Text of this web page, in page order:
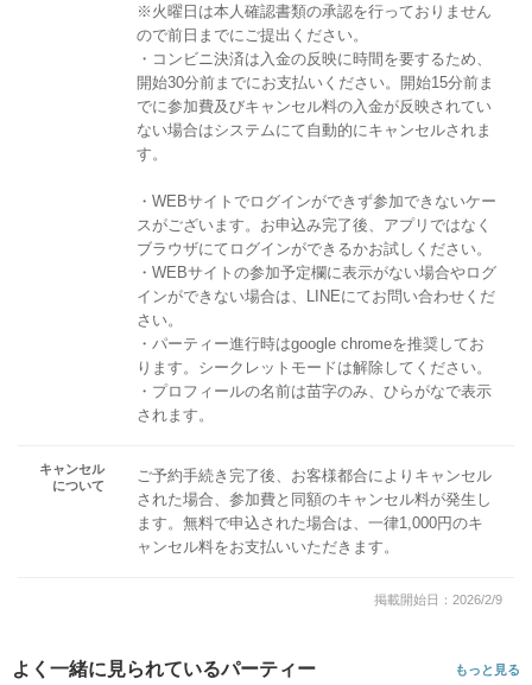
※火曜日は本人確認書類の承認を行っておりません
ので前日までにご提出ください。
・コンビニ決済は入金の反映に時間を要するため、
開始30分前までにお支払いください。開始15分前ま
でに参加費及びキャンセル料の入金が反映されてい
ない場合はシステムにて自動的にキャンセルされま
す。
・WEBサイトでログインができず参加できないケー
スがございます。お申込み完了後、アプリではなく
ブラウザにてログインができるかお試しください。
・WEBサイトの参加予定欄に表示がない場合やログ
インができない場合は、LINEにてお問い合わせくだ
さい。
・パーティー進行時はgoogle chromeを推奨してお
ります。シークレットモードは解除してください。
・プロフィールの名前は苗字のみ、ひらがなで表示
されます。
キャンセル
について
ご予約手続き完了後、お客様都合によりキャンセル
された場合、参加費と同額のキャンセル料が発生し
ます。無料で申込された場合は、一律1,000円のキ
ャンセル料をお支払いいただきます。
掲載開始日：2026/2/9
よく一緒に見られているパーティー もっと見る